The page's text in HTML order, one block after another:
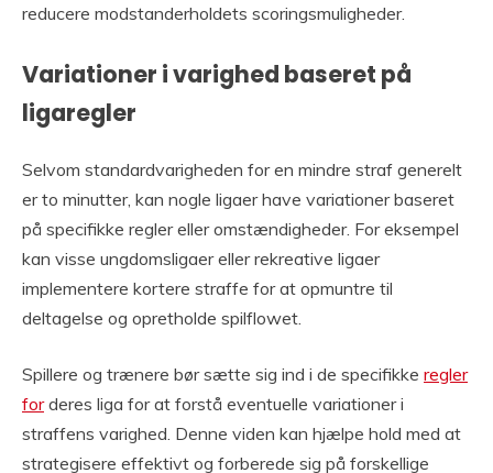
reducere modstanderholdets scoringsmuligheder.
Variationer i varighed baseret på
ligaregler
Selvom standardvarigheden for en mindre straf generelt
er to minutter, kan nogle ligaer have variationer baseret
på specifikke regler eller omstændigheder. For eksempel
kan visse ungdomsligaer eller rekreative ligaer
implementere kortere straffe for at opmuntre til
deltagelse og opretholde spilflowet.
Spillere og trænere bør sætte sig ind i de specifikke regler
forderes liga for at forstå eventuelle variationer i
straffens varighed. Denne viden kan hjælpe hold med at
strategisere effektivt og forberede sig på forskellige